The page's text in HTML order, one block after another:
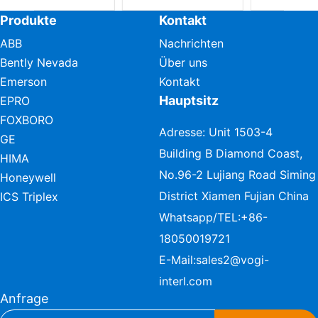
Produkte
ABB
Bently Nevada
Emerson
EPRO
FOXBORO
GE
HIMA
Honeywell
ICS Triplex
Kontakt
Nachrichten
Über uns
Kontakt
Hauptsitz
Adresse: Unit 1503-4
Building B Diamond Coast,
No.96-2 Lujiang Road Siming
District Xiamen Fujian China
Whatsapp/TEL:+86-
18050019721
E-Mail:sales2@vogi-
interl.com
Anfrage